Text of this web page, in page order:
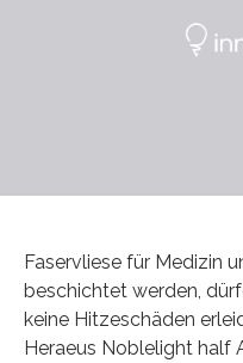
Faservliese für Medizin
beschichtet werden,
keine Hitzeschäden
Heraeus Noblelight half